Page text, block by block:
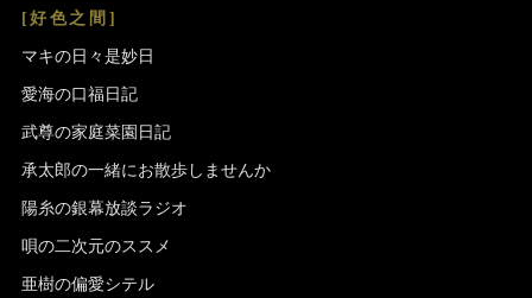
[好色之間]
マキの日々是妙日
愛海の口福日記
武尊の家庭菜園日記
承太郎の一緒にお散歩しませんか
陽糸の銀幕放談ラジオ
唄の二次元のススメ
亜樹の偏愛シテル